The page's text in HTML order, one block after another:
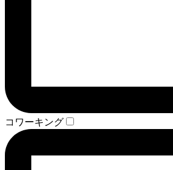
コワーキング